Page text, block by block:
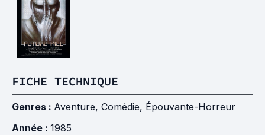
FICHE TECHNIQUE
Genres : Aventure, Comédie, Épouvante-Horreur
Année : 1985